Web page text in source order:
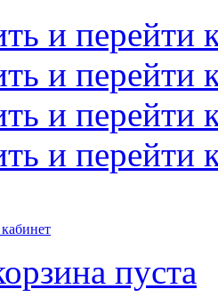
и перейти
и перейти
и перейти
и перейти
пуста